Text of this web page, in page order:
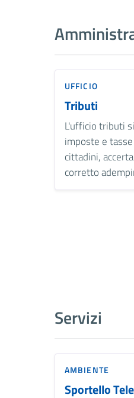
UFFICIO
Tributi
L'ufficio tributi
imposte e
cittadini,
corretto
Servizi
AMBIENTE
Sportello